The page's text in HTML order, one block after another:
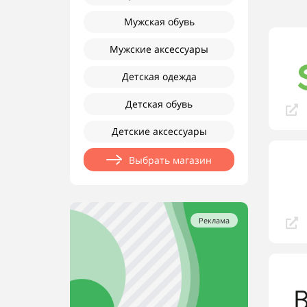
Мужская обувь
Мужские аксессуары
Детская одежда
Детская обувь
Детские аксессуары
Выбрать магазин
Реклама